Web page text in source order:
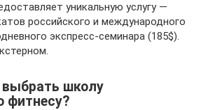
уникальную услугу —
российского и международного
экспресс-семинара (185$).
школу
фитнесу?